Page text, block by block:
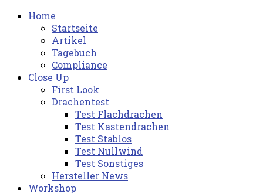
Home
Startseite
Artikel
Tagebuch
Compliance
Close Up
First Look
Drachentest
Test Flachdrachen
Test Kastendrachen
Test Stablos
Test Nullwind
Test Sonstiges
Hersteller News
Workshop